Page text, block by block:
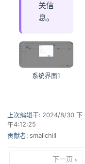
关信
息。
系统界面1
上次编辑于: 2024/8/30 下
午4:12:25
贡献者: smallchill
下一页